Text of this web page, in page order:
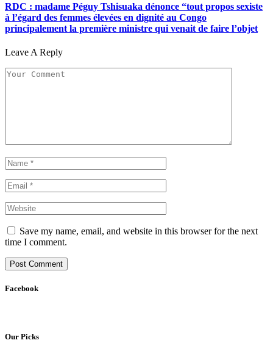
RDC : madame Péguy Tshisuaka dénonce “tout propos sexiste
à l’égard des femmes élevées en dignité au Congo
principalement la première ministre qui venait de faire l’objet
Leave A Reply
Save my name, email, and website in this browser for the next
time I comment.
Facebook
Our Picks